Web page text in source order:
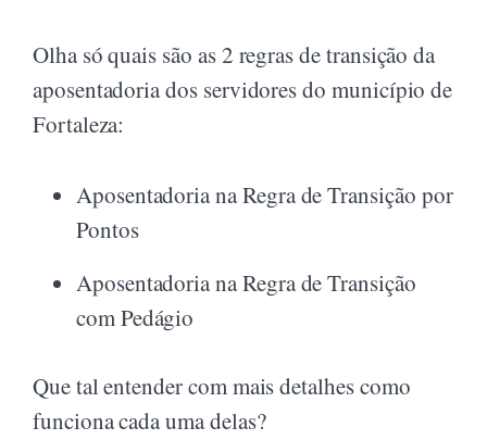
Olha só quais são as 2 regras de transição da
aposentadoria dos servidores do município de
Fortaleza:
Aposentadoria na Regra de Transição por
Pontos
Aposentadoria na Regra de Transição
com Pedágio
Que tal entender com mais detalhes como
funciona cada uma delas?